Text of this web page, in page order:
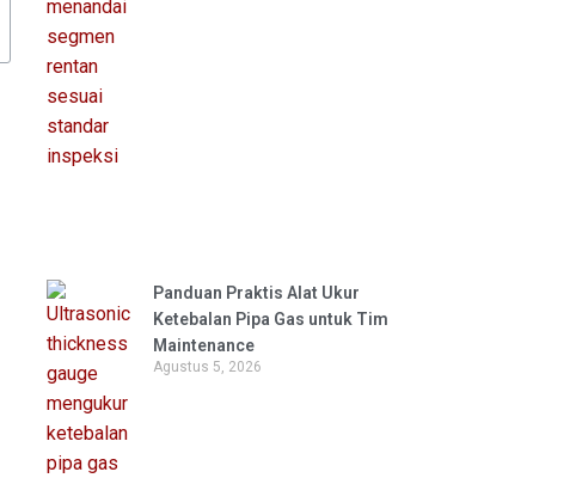
Panduan Praktis Alat Ukur
Ketebalan Pipa Gas untuk Tim
Maintenance
Agustus 5, 2026